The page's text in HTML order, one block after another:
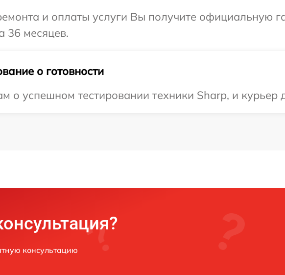
и оплаты услуги Вы получите официальную
36 месяцев.
о готовности
успешном тестировании техники Sharp, и курьер
консультацию